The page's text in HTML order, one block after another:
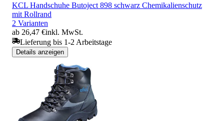
KCL Handschuhe Butoject 898 schwarz Chemikalienschutz
mit Rollrand
2 Varianten
ab 26,47 €inkl. MwSt.
Lieferung bis 1-2 Arbeitstage
Details anzeigen